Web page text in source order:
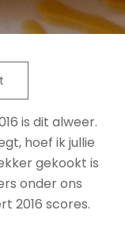
is dit alweer.
hoef ik jullie
gekookt is
onder ons
2016 scores.